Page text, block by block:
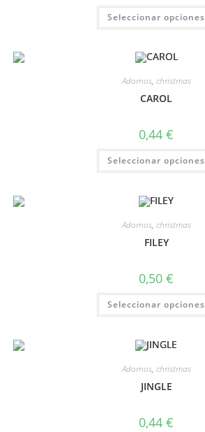
Seleccionar opciones
Adornos, christmas
CAROL
0,44 €
Seleccionar opciones
Adornos, christmas
FILEY
0,50 €
Seleccionar opciones
Adornos, christmas
JINGLE
0,44 €